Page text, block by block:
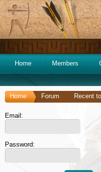
Home Members
Home Forum Recent
Email:
Password: